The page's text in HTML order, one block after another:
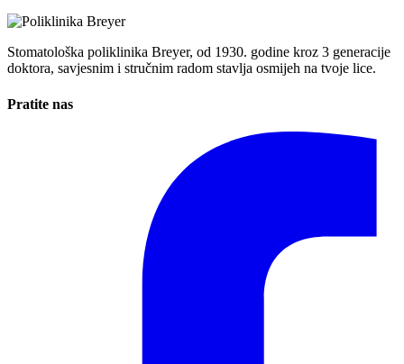
Stomatološka poliklinika Breyer, od 1930. godine kroz 3 generacije
doktora, savjesnim i stručnim radom stavlja osmijeh na tvoje lice.
Pratite nas